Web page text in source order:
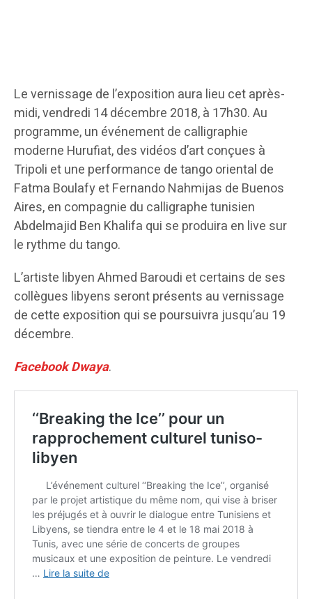
Le vernissage de l’exposition aura lieu cet après-
midi, vendredi 14 décembre 2018, à 17h30. Au
programme, un événement de calligraphie
moderne Hurufiat, des vidéos d’art conçues à
Tripoli et une performance de tango oriental de
Fatma Boulafy et Fernando Nahmijas de Buenos
Aires, en compagnie du calligraphe tunisien
Abdelmajid Ben Khalifa qui se produira en live sur
le rythme du tango.
L’artiste libyen Ahmed Baroudi et certains de ses
collègues libyens seront présents au vernissage
de cette exposition qui se poursuivra jusqu’au 19
décembre.
Facebook Dwaya.